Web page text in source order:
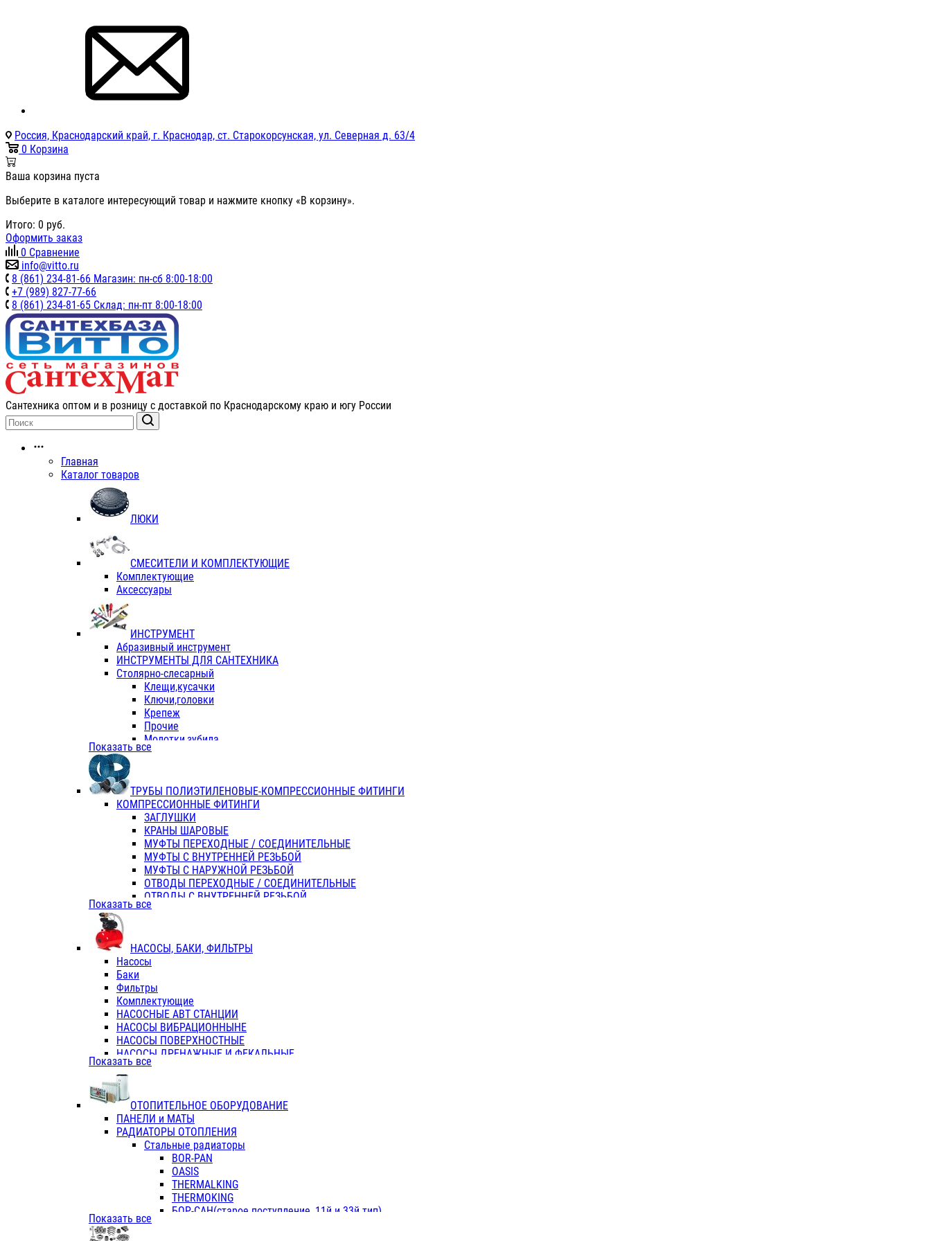
Россия, Краснодарский край, г. Краснодар, ст. Старокорсунская, ул. Северная д. 63/4
0 Корзина
Ваша корзина пуста
Выберите в каталоге интересующий товар и нажмите кнопку «В корзину».
Итого: 0 руб.
Оформить заказ
0 Сравнение
info@vitto.ru
8 (861) 234-81-66 Магазин: пн-сб 8:00-18:00
+7 (989) 827-77-66
8 (861) 234-81-65 Склад: пн-пт 8:00-18:00
Сантехника оптом и в розницу с доставкой по Краснодарскому краю и югу России
Главная
Каталог товаров
ЛЮКИ
СМЕСИТЕЛИ И КОМПЛЕКТУЮЩИЕ
Комплектующие
Аксессуары
ИНСТРУМЕНТ
Абразивный инструмент
ИНСТРУМЕНТЫ ДЛЯ САНТЕХНИКА
Столярно-слесарный
Клещи,кусачки
Ключи,головки
Крепеж
Прочие
Молотки,зубила
Пассатижи,тонкогубцы,утконосы
Отвертки
Хоз. инвентарь
ЭЛ. ИНСТРУМЕНТ OASIS
Показать все
ТРУБЫ ПОЛИЭТИЛЕНОВЫЕ-КОМПРЕССИОННЫЕ ФИТИНГИ
КОМПРЕССИОННЫЕ ФИТИНГИ
ЗАГЛУШКИ
КРАНЫ ШАРОВЫЕ
МУФТЫ ПЕРЕХОДНЫЕ / СОЕДИНИТЕЛЬНЫЕ
МУФТЫ С ВНУТРЕННЕЙ РЕЗЬБОЙ
МУФТЫ С НАРУЖНОЙ РЕЗЬБОЙ
ОТВОДЫ ПЕРЕХОДНЫЕ / СОЕДИНИТЕЛЬНЫЕ
ОТВОДЫ С ВНУТРЕННЕЙ РЕЗЬБОЙ
ОТВОДЫ С НАРУЖНОЙ РЕЗЬБОЙ
ТРОЙНИКИ ПЕРЕХОДНЫЕ / СОЕДИНИТЕЛЬНЫЕ
ТРОЙНИКИ С ВНУТРЕННЕЙ РЕЗЬБОЙ
КОЛЬЦА РЕЗИНОВЫЕ
ТРУБЫ НАПОРНЫЕ
ТРУБЫ ГОФРИРОВАННЫЕ ДВУХСЛ.
ТРУБЫ ПОЛИЭТИЛЕНОВЫЕ
Показать все
НАСОСЫ, БАКИ, ФИЛЬТРЫ
Насосы
Баки
Фильтры
Комплектующие
НАСОСНЫЕ АВТ СТАНЦИИ
НАСОСЫ ВИБРАЦИОННЫНЕ
НАСОСЫ ПОВЕРХНОСТНЫЕ
НАСОСЫ ДРЕНАЖНЫЕ И ФЕКАЛЬНЫЕ
НАСОСЫ ПОВЫСИТ и ЦИРКУЛЯЦИОННЫЕ
НАСОСЫ СКВАЖИННЫЕ
Показать все
ОТОПИТЕЛЬНОЕ ОБОРУДОВАНИЕ
ПАНЕЛИ и МАТЫ
РАДИАТОРЫ ОТОПЛЕНИЯ
Стальные радиаторы
BOR-PAN
OASIS
THERMALKING
THERMOKING
БОР-САН(старое поступление, 11й и 33й тип)
Показать все